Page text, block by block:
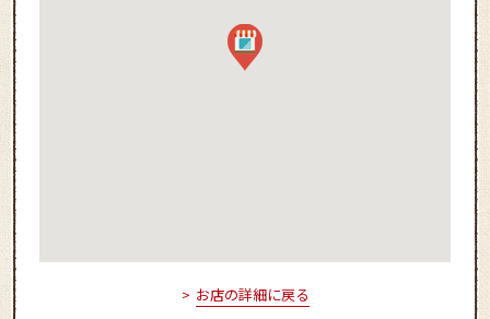
お店の詳細に戻る